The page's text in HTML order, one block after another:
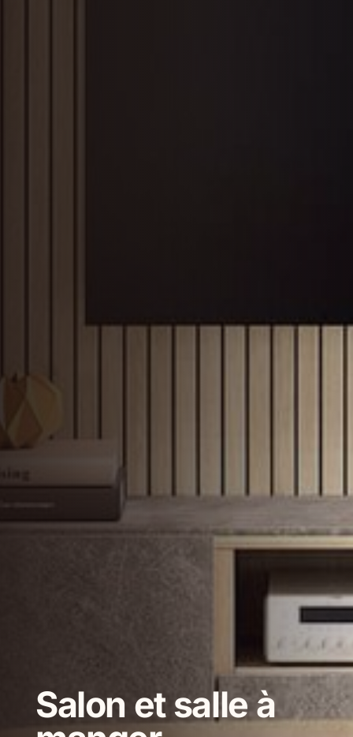
Salon et salle à